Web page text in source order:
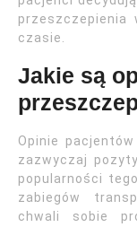
czasie.
Jakie są
Opinie
zazwyczaj
popularności
zabiegów
chwali sobie